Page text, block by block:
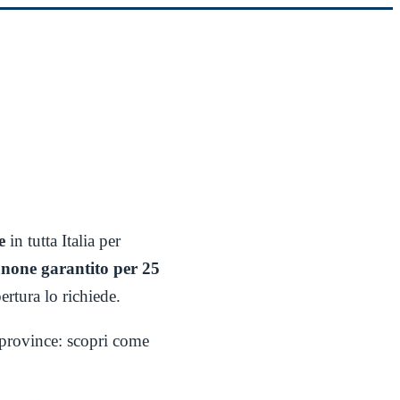
in tutta Italia per
garantito per 25
lo richiede.
scopri come